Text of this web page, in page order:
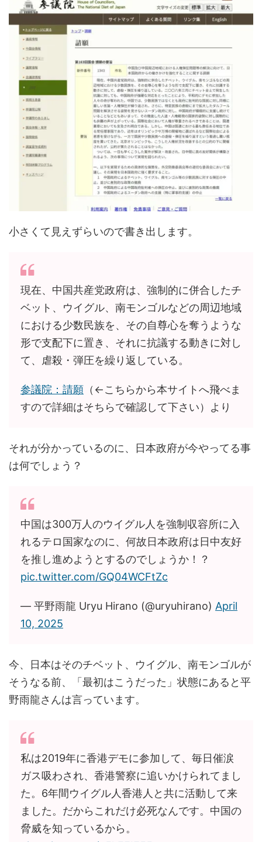
小さくて見えずらいので書き出します。
現在、中国共産党政府は、強制的に併合したチ
ベット、ウイグル、南モンゴルなどの周辺地域
における少数民族を、その自尊心を奪うような
形で支配下に置き、それに抗議する動きに対し
て、虐殺・弾圧を繰り返している。
参議院：請願 （←こちらから本サイトへ飛べま
すので詳細はそちらで確認して下さい）より
それが分かっているのに、日本政府が今やってる事
は何でしょう？
中国は300万人のウイグル人を強制収容所に入
れるテロ国家なのに、何故日本政府は日中友好
を推し進めようとするのでしょうか！？
pic.twitter.com/GQ04WCFtZc
— 平野雨龍 Uryu Hirano (@uryuhirano) April
10, 2025
今、日本はそのチベット、ウイグル、南モンゴルが
そうなる前、「最初はこうだった」状態にあると平
野雨龍さんは言っています。
私は2019年に香港デモに参加して、毎日催涙
ガス吸わされ、香港警察に追いかけられてまし
た。6年間ウイグル人香港人と共に活動して来
ました。だからこれだけ必死なんです。中国の
脅威を知っているから。